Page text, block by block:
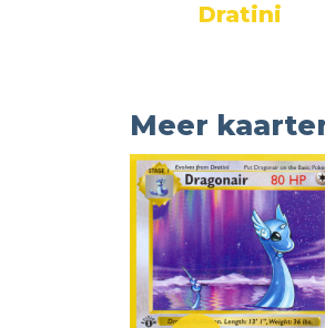
Dratini
Meer